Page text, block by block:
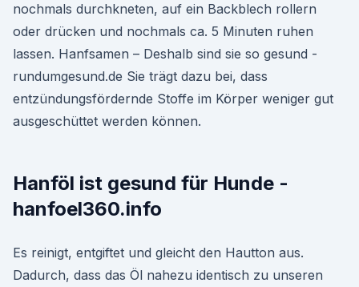
nochmals durchkneten, auf ein Backblech rollern
oder drücken und nochmals ca. 5 Minuten ruhen
lassen. Hanfsamen – Deshalb sind sie so gesund -
rundumgesund.de Sie trägt dazu bei, dass
entzündungsfördernde Stoffe im Körper weniger gut
ausgeschüttet werden können.
Hanföl ist gesund für Hunde -
hanfoel360.info
Es reinigt, entgiftet und gleicht den Hautton aus.
Dadurch, dass das Öl nahezu identisch zu unseren